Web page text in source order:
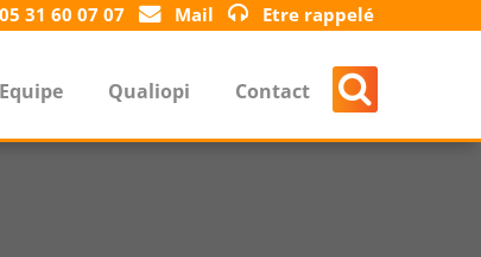
05 31 60 07 07 Mail Etre rappelé
Equipe Qualiopi Contact